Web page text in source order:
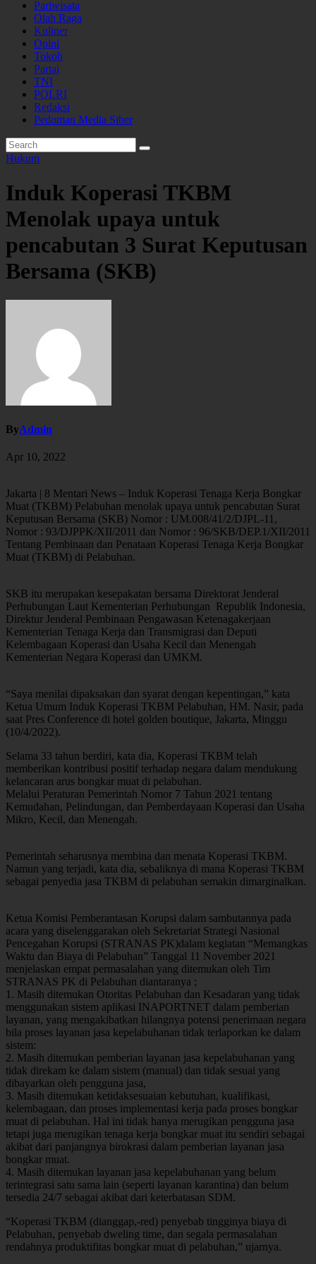
Pariwisata
Olah Raga
Kuliner
Opini
Tokoh
Partai
TNI
POLRI
Redaksi
Pedoman Media Siber
Hukum
Induk Koperasi TKBM
Menolak upaya untuk
pencabutan 3 Surat Keputusan
Bersama (SKB)
ByAdmin
Apr 10, 2022
Jakarta | 8 Mentari News – Induk Koperasi Tenaga Kerja Bongkar
Muat (TKBM) Pelabuhan menolak upaya untuk pencabutan Surat
Keputusan Bersama (SKB) Nomor : UM.008/41/2/DJPL-11,
Nomor : 93/DJPPK/XII/2011 dan Nomor : 96/SKB/DEP.1/XII/2011
Tentang Pembinaan dan Penataan Koperasi Tenaga Kerja Bongkar
Muat (TKBM) di Pelabuhan.
SKB itu merupakan kesepakatan bersama Direktorat Jenderal
Perhubungan Laut Kementerian Perhubungan Republik Indonesia,
Direktur Jenderal Pembinaan Pengawasan Ketenagakerjaan
Kementerian Tenaga Kerja dan Transmigrasi dan Deputi
Kelembagaan Koperasi dan Usaha Kecil dan Menengah
Kementerian Negara Koperasi dan UMKM.
“Saya menilai dipaksakan dan syarat dengan kepentingan,” kata
Ketua Umum Induk Koperasi TKBM Pelabuhan, HM. Nasir, pada
saat Pres Conference di hotel golden boutique, Jakarta, Minggu
(10/4/2022).
Selama 33 tahun berdiri, kata dia, Koperasi TKBM telah
memberikan kontribusi positif terhadap negara dalam mendukung
kelancaran arus bongkar muat di pelabuhan.
Melalui Peraturan Pemerintah Nomor 7 Tahun 2021 tentang
Kemudahan, Pelindungan, dan Pemberdayaan Koperasi dan Usaha
Mikro, Kecil, dan Menengah.
Pemerintah seharusnya membina dan menata Koperasi TKBM.
Namun yang terjadi, kata dia, sebaliknya di mana Koperasi TKBM
sebagai penyedia jasa TKBM di pelabuhan semakin dimarginalkan.
Ketua Komisi Pemberantasan Korupsi dalam sambutannya pada
acara yang diselenggarakan oleh Sekretariat Strategi Nasional
Pencegahan Korupsi (STRANAS PK)dalam kegiatan “Memangkas
Waktu dan Biaya di Pelabuhan” Tanggal 11 November 2021
menjelaskan empat permasalahan yang ditemukan oleh Tim
STRANAS PK di Pelabuhan diantaranya ;
1. Masih ditemukan Otoritas Pelabuhan dan Kesadaran yang tidak
menggunakan sistem aplikasi INAPORTNET dalam pemberian
layanan, yang mengakibatkan hilangnya potensi penerimaan negara
bila proses layanan jasa kepelabuhanan tidak terlaporkan ke dalam
sistem:
2. Masih ditemukan pemberian layanan jasa kepelabuhanan yang
tidak direkam ke dalam sistem (manual) dan tidak sesuai yang
dibayarkan oleh pengguna jasa,
3. Masih ditemukan ketidaksesuaian kebutuhan, kualifikasi,
kelembagaan, dan proses implementasi kerja pada proses bongkar
muat di pelabuhan. Hal ini tidak hanya merugikan pengguna jasa
tetapi juga merugikan tenaga kerja bongkar muat itu sendiri sebagai
akibat dari panjangnya birokrasi dalam pemberian layanan jasa
bongkar muat.
4. Masih ditemukan layanan jasa kepelabuhanan yang belum
terintegrasi satu sama lain (seperti layanan karantina) dan belum
tersedia 24/7 sebagai akibat dari keterbatasan SDM.
“Koperasi TKBM (dianggap,-red) penyebab tingginya biaya di
Pelabuhan, penyebab dweling time, dan segala permasalahan
rendahnya produktifitas bongkar muat di pelabuhan,” ujarnya.